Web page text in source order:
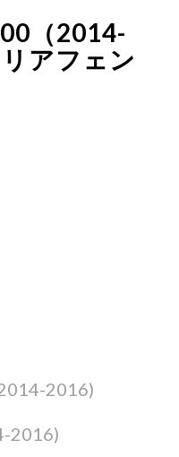
（2014-
アフェン
2016)
2016)